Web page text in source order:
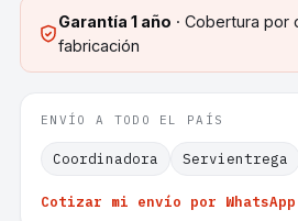
Garantía 1 año · Cobertura
fabricación
ENVÍO A TODO EL PAÍS
Coordinadora Servientrega
Cotizar mi envío por